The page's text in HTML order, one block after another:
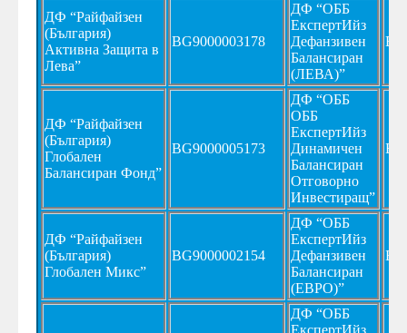
ДФ “Райфайзен
(България)
Активна Защита в
Лева”
BG9000003178
ДФ “ОББ
ЕкспертИйз
Дефанзивен
Балансиран
(ЛЕВА)”
ДФ “Райфайзен
(България)
Глобален
Балансиран Фонд”
BG9000005173
ДФ “ОББ
ОББ
ЕкспертИйз
Динамичен
Балансиран
Отговорно
Инвестиращ”
ДФ “Райфайзен
(България)
Глобален Микс”
BG9000002154
ДФ “ОББ
ЕкспертИйз
Дефанзивен
Балансиран
(ЕВРО)”
ДФ “ОББ
ЕкспертИйз